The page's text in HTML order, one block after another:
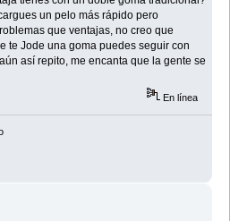
un pelo más rápido pero
que ventajas, no creo que
te Jode una goma puedes seguir con
así repito, me encanta que la gente se
En línea